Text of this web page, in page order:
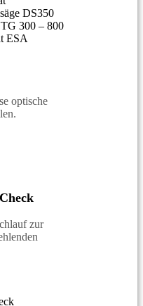
optische
zur
DS350
300 – 800
ESA